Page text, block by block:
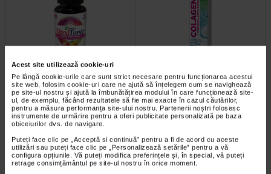
Acest site utilizează cookie-uri
Pe lângă cookie-urile care sunt strict necesare pentru funcționarea acestui
site web, folosim cookie-uri care ne ajută să înțelegem cum se navighează
pe site-ul nostru și ajută la îmbunătățirea modului în care funcționează site-
ul, de exemplu, făcând rezultatele să fie mai exacte în cazul căutărilor,
pentru a măsura performanța site-ului nostru. Partenerii noștri folosesc
instrumente de urmărire pentru a oferi publicitate personalizată pe baza
obiceiurilor dvs. de navigare.
Puteți face clic pe „Acceptă si continuă” pentru a fi de acord cu aceste
utilizări sau puteți face clic pe „Personalizează setările” pentru a vă
configura opțiunile. Vă puteți modifica preferințele și, în special, vă puteți
retrage consimțământul pe site-ul nostru în orice moment.
Maxitonic pentru femei, 60
jeleuri, BENESIO
Benesio MaxiTonic jeleuri pentru
femei este un supliment alimentar
sub forma de jeleuri cu aroma…
COLAGEN + Vit C, Zinc si
Biotina, 20 comprimate…
Naturalis Colagen + Vitamina C,
Zinc si Biotina este un supliment